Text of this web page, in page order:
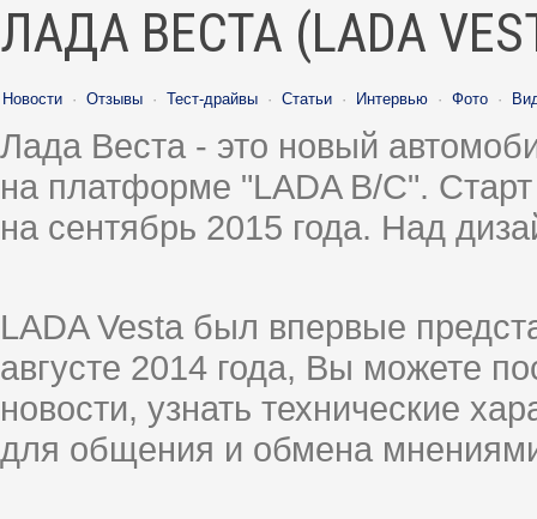
ЛАДА ВЕСТА (LADA
Новости · Отзывы · Тест-драйвы · Статьи · Интервью · Фото ·
Лада Веста - это новый
на платформе "LADA B/C".
на сентябрь 2015 года. Над
LADA Vesta был впервые
августе 2014 года, Вы можете
новости, узнать технические
для общения и обмена